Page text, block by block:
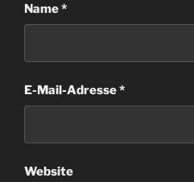
Name*
E-Mail-Adresse*
Website